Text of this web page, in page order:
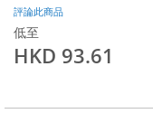
評論此商品
低至
HKD 93.61
of
the
images
gallery